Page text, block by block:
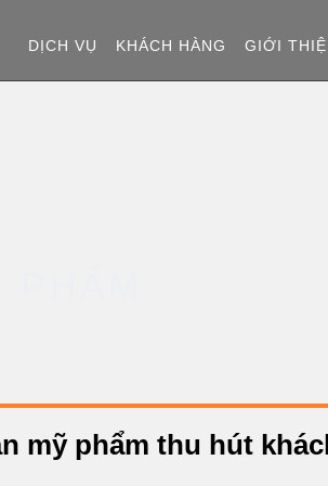
DỊCH VỤ KHÁCH HÀNG GIỚI
mỹ phẩm thu hút